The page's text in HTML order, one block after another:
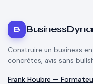
B
Construire un business
concrètes, avis sans
Frank Houbre —